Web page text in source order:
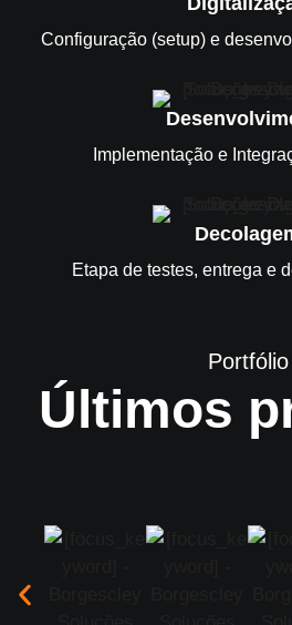
Configuração (setup) e
Implementação e
Etapa de testes, entrega e
Portfólio
Últimos